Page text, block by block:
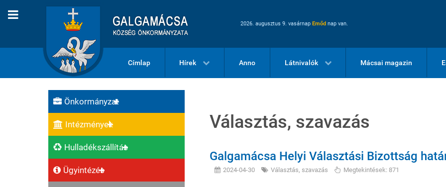
2026. augusztus 9. vasárnap Emőd nap van.
Címlap Hírek Anno Látnivalók Mácsai magazin
Önkormányzat
Intézmények
Hulladékszállítás
Ügyintézés
Választás, szavazás
Galgamácsa Helyi Választási Bizottság
2024-04-30 Választás, szavazás Megtekintések: 871